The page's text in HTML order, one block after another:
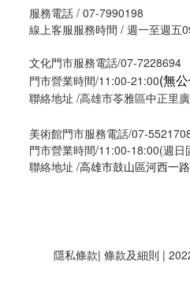
服務電話 / 07-7990198
線上客服服務時間 / 週一至週五
文化門市服務電話/07-7228694
門市營業時間/11:00-21:00(無
聯絡地址 /高雄市苓雅區中正里
美術館門市服務電話/07-
門市營業時間/11:00-18:00(週日
聯絡地址 /高雄市鼓山區河西一
隱私條款| 條款及細則 |